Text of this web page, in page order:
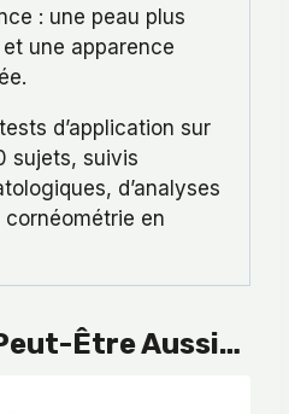
: une peau plus
une apparence
d’application sur
sujets, suivis
d’analyses
en
Être Aussi…